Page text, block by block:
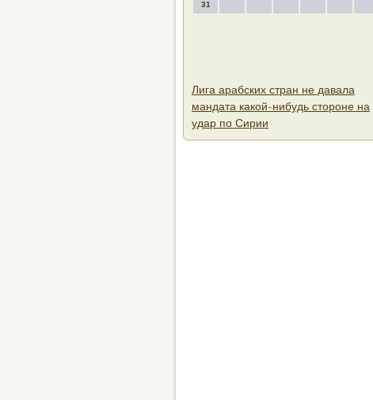
31
Лига арабских стран не давала
мандата какой-нибудь стороне на
удар по Сирии